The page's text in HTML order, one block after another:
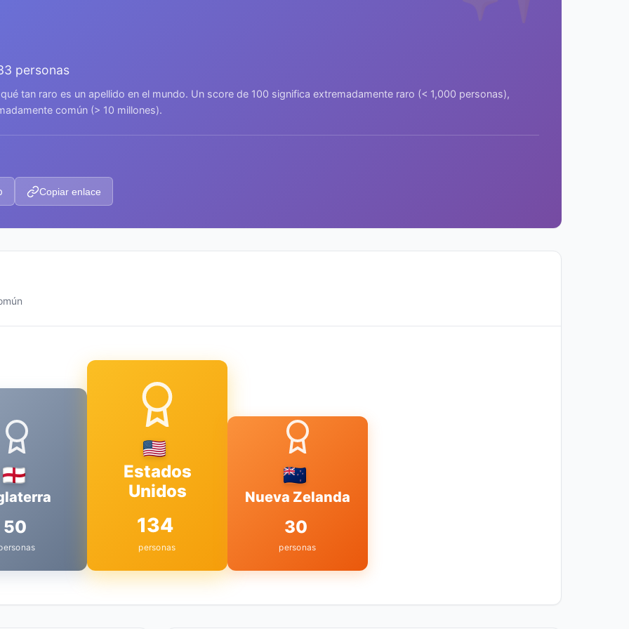
personas
tan raro es un apellido en el mundo. Un score de 100 significa extremadamente raro (< 1,000 personas),
común (> 10 millones).
Copiar enlace
50
Estados
Unidos
134
personas
Nueva Zelanda
30
personas